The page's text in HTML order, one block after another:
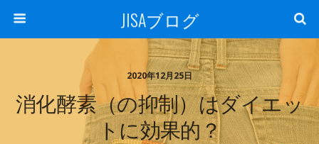
JISAブログ
2020年12月25日
消化酵素（の抑制）はダイエッ
トに効果的？